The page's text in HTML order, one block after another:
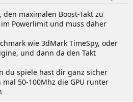
maximalen Boost-Takt zu
Powerlimit und muss daher
wie 3dMark TimeSpy, oder
und dann da den Takt
du spiele hast dir ganz sicher
50-100Mhz die GPU runter